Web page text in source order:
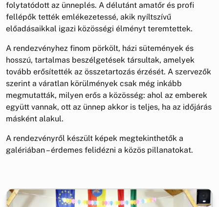
folytatódott az ünneplés. A délutánt amatőr és profi
fellépők tették emlékezetessé, akik nyíltszívű
előadásaikkal igazi közösségi élményt teremtettek.
A rendezvényhez finom pörkölt, házi sütemények és
hosszú, tartalmas beszélgetések társultak, amelyek
tovább erősítették az összetartozás érzését. A szervezők
szerint a váratlan körülmények csak még inkább
megmutatták, milyen erős a közösség: ahol az emberek
együtt vannak, ott az ünnep akkor is teljes, ha az időjárás
másként alakul.
A rendezvényről készült képek megtekinthetők a
galériában – érdemes felidézni a közös pillanatokat.